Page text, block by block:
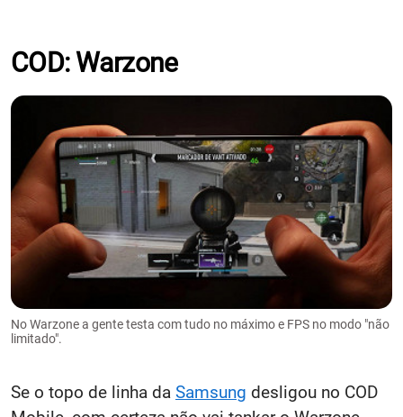
COD: Warzone
No Warzone a gente testa com tudo no máximo e FPS no modo "não
limitado".
Se o topo de linha da Samsung desligou no COD